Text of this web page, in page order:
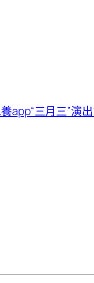
app“三月三”演